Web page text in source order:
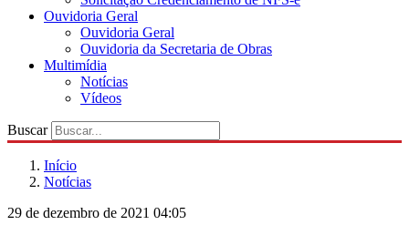
Ouvidoria Geral
Ouvidoria Geral
Ouvidoria da Secretaria de Obras
Multimídia
Notícias
Vídeos
Buscar
Início
Notícias
29 de dezembro de 2021 04:05